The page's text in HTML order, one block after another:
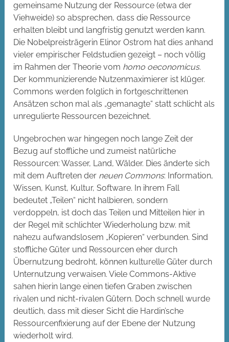
gemeinsame Nutzung der Ressource (etwa der
Viehweide) so absprechen, dass die Ressource
erhalten bleibt und langfristig genutzt werden kann.
Die Nobelpreisträgerin Elinor Ostrom hat dies anhand
vieler empirischer Feldstudien gezeigt – noch völlig
im Rahmen der Theorie vom homo oeconomicus.
Der kommunizierende Nutzenmaximierer ist klüger.
Commons werden folglich in fortgeschrittenen
Ansätzen schon mal als „gemanagte“ statt schlicht als
unregulierte Ressourcen bezeichnet.
Ungebrochen war hingegen noch lange Zeit der
Bezug auf stoffliche und zumeist natürliche
Ressourcen: Wasser, Land, Wälder. Dies änderte sich
mit dem Auftreten der neuen Commons: Information,
Wissen, Kunst, Kultur, Software. In ihrem Fall
bedeutet „Teilen“ nicht halbieren, sondern
verdoppeln, ist doch das Teilen und Mitteilen hier in
der Regel mit schlichter Wiederholung bzw. mit
nahezu aufwandslosem „Kopieren“ verbunden. Sind
stoffliche Güter und Ressourcen eher durch
Übernutzung bedroht, können kulturelle Güter durch
Unternutzung verwaisen. Viele Commons-Aktive
sahen hierin lange einen tiefen Graben zwischen
rivalen und nicht-rivalen Gütern. Doch schnell wurde
deutlich, dass mit dieser Sicht die Hardin’sche
Ressourcenfixierung auf der Ebene der Nutzung
wiederholt wird.